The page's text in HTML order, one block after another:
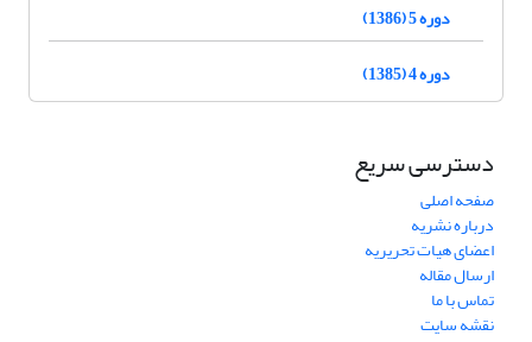
دوره 5 (1386)
دوره 4 (1385)
دسترسی سریع
صفحه اصلی
درباره نشریه
اعضای هیات تحریریه
ارسال مقاله
تماس با ما
نقشه سایت